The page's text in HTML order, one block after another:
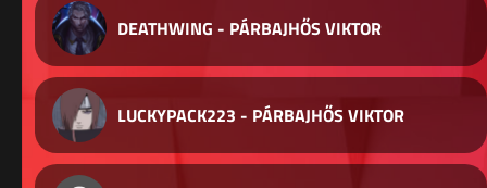
DEATHWING - PÁRBAJHŐS VIKTOR
LUCKYPACK223 - PÁRBAJHŐS VIKTOR